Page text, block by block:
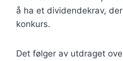
å ha et dividendekrav,
konkurs.
Det følger av utdraget